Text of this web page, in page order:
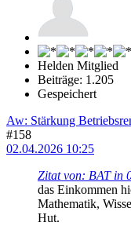
Helden Mitglied
Beiträge: 1.205
Gespeichert
Aw: Stärkung
#158
02.04.2026 10:25
Zitat von: BAT in
das Einkommen
Mathematik,
Hut.